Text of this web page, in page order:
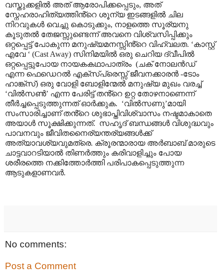
വസ്തുക്കളിൽ അത് ആരോപിക്കപ്പെടും, അത്
സ്നേഹരാഹിത്യത്തിൻ്റെ ശൂന്യ ഇടങ്ങളിൽ ചില
നിറവുകൾ വെച്ചു കൊടുക്കും, നാളത്തെ സൂര്യനു
കൂടുതൽ തേജസ്സുണ്ടെന്ന് അവനെ വിശ്വസിപ്പിക്കും
ഒറ്റപ്പെട്ട് പോകുന്ന മനുഷ്യമനസ്സിൻ്റെ വിഹ്വലത. ‘കാസ്റ്റ്
എവേ ‘ (Cast Away) സിനിമയിൽ ഒരു ചെറിയ ദ്വീപിൽ
ഒറ്റപ്പെട്ടുപോയ നായകകഥാപാത്രം (ചക് നോലൻഡ്
എന്ന ഫെഡെറൽ എക്സ്പ്രെസ്സ് ജീവനക്കാരൻ -ടോം
ഹാങ്ക്സ്) ഒരു വോളി ബോളിന്മേൽ മനുഷ്യ മുഖം വരച്ച്
‘വിൽസൺ’ എന്ന പേരിട്ട് തൻ്റെ ഉറ്റ തോഴനാണെന്ന്
തീർച്ചപ്പെടുത്തുന്നത് ഓർക്കുക. ‘വിൽസണു’മായി
സംസാരിച്ചാണ് തൻ്റെ ശുഭാപ്തിവിശ്വാസം നഷ്ടമാകാതെ
അയാൾ സൂക്ഷിക്കുന്നത്. സഹൃദ് ബന്ധങ്ങൾ വിശുദ്ധവും
പാവനവും ജീവിതനൈര്യന്തര്യങ്ങൾക്ക്
അത്യാവശ്യവുമത്രെ. ക്രൂരന്മാരായ അർബാബ് മാരുടെ
ചാട്ടവാറടിയാൽ തിണർത്തും കരിവാളിച്ചും പോയ
ശരീരത്തെ നക്കിത്തോർത്തി പരിപാകപ്പെടുത്തുന്ന
ആടുകളാണവർ.
No comments:
Post a Comment